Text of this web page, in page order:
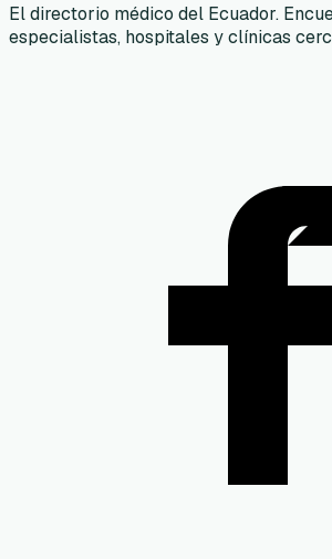
El directorio médico del Ecuador.
especialistas, hospitales y clínicas